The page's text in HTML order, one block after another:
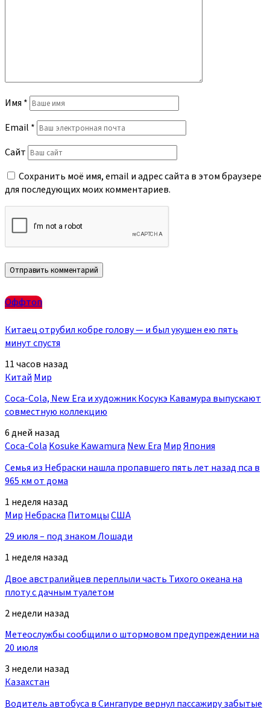
Имя *
Email *
Сайт
Сохранить моё имя, email и адрес сайта в этом браузере
для последующих моих комментариев.
Оффтоп
Китаец отрубил кобре голову — и был укушен ею пять
минут спустя
11 часов назад
Китай Мир
Coca-Cola, New Era и художник Косукэ Кавамура выпускают
совместную коллекцию
6 дней назад
Coca-Cola Kosuke Kawamura New Era МирЯпония
Семья из Небраски нашла пропавшего пять лет назад пса в
965 км от дома
1 неделя назад
Мир Небраска ПитомцыСША
29 июля – под знаком Лошади
1 неделя назад
Двое австралийцев переплыли часть Тихого океана на
плоту с дачным туалетом
2 недели назад
Метеослужбы сообщили о штормовом предупреждении на
20 июля
3 недели назад
Казахстан
Водитель автобуса в Сингапуре вернул пассажиру забытые